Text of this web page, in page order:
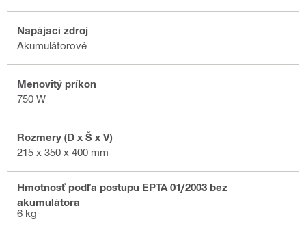
Napájací zdroj
Akumulátorové
Menovitý príkon
750 W
Rozmery (D x Š x V)
215 x 350 x 400 mm
Hmotnosť podľa postupu EPTA 01/2003 bez
akumulátora
6 kg